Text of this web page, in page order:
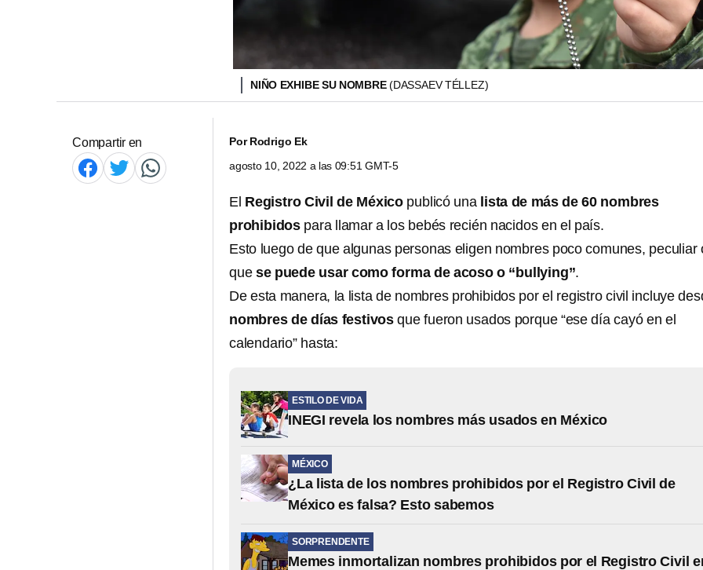
NIÑO EXHIBE SU NOMBRE(DASSAEV TÉLLEZ)
Compartir en PorRodrigo Ek
agosto 10, 2022 a las 09:51 GMT-5
El Registro Civil de México publicó una lista de más de 60 nombres
prohibidos para llamar a los bebés recién nacidos en el país.
Esto luego de que algunas personas eligen nombres poco comunes, peculiar
que se puede usar como forma de acoso o “bullying”.
De esta manera, la lista de nombres prohibidos por el registro civil incluye
nombres de días festivos que fueron usados porque “ese día cayó en el
calendario” hasta:
ESTILO DE VIDA
INEGI revela los nombres más usados en México
MÉXICO
¿La lista de los nombres prohibidos por el Registro Civil de
México es falsa? Esto sabemos
SORPRENDENTE
Memes inmortalizan nombres prohibidos por el Registro Civil